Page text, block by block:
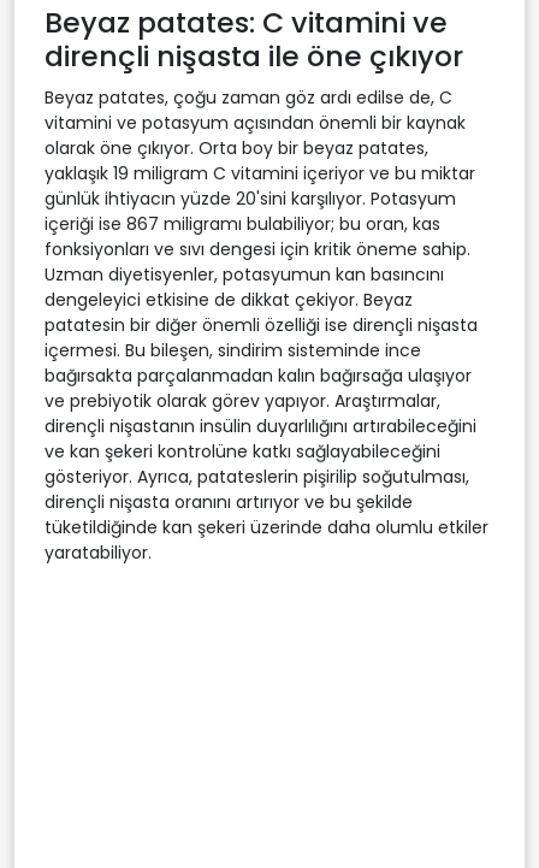
Beyaz patates: C vitamini ve
dirençli nişasta ile öne çıkıyor
Beyaz patates, çoğu zaman göz ardı edilse de, C
vitamini ve potasyum açısından önemli bir kaynak
olarak öne çıkıyor. Orta boy bir beyaz patates,
yaklaşık 19 miligram C vitamini içeriyor ve bu miktar
günlük ihtiyacın yüzde 20'sini karşılıyor. Potasyum
içeriği ise 867 miligramı bulabiliyor; bu oran, kas
fonksiyonları ve sıvı dengesi için kritik öneme sahip.
Uzman diyetisyenler, potasyumun kan basıncını
dengeleyici etkisine de dikkat çekiyor. Beyaz
patatesin bir diğer önemli özelliği ise dirençli nişasta
içermesi. Bu bileşen, sindirim sisteminde ince
bağırsakta parçalanmadan kalın bağırsağa ulaşıyor
ve prebiyotik olarak görev yapıyor. Araştırmalar,
dirençli nişastanın insülin duyarlılığını artırabileceğini
ve kan şekeri kontrolüne katkı sağlayabileceğini
gösteriyor. Ayrıca, patateslerin pişirilip soğutulması,
dirençli nişasta oranını artırıyor ve bu şekilde
tüketildiğinde kan şekeri üzerinde daha olumlu etkiler
yaratabiliyor.